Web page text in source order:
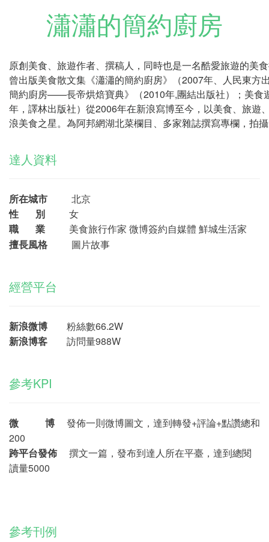
瀟瀟的簡約廚房
原創美食、旅遊作者、撰稿人，同時也是一名酷愛旅遊的美
曾出版美食散文集《瀟瀟的簡約廚房》（2007年、人民東方
簡約廚房——長帝烘焙寶典》（2010年,團結出版社）；美食
年，譯林出版社）從2006年在新浪寫博至今，以美食、旅遊
浪美食之星。為阿邦網湖北菜欄目、多家雜誌撰寫專欄，拍
達人資料
所在城市 北京
性 別 女
職 業
美食旅行作家 微博簽約自媒體 鮮城生活家
擅長風格 圖片故事
經營平台
新浪微博 粉絲數66.2W
新浪博客
訪問量988W
參考KPI
微 博 發佈一則微博圖文，達到轉發+評論+點讚總和
200
跨平台發佈 撰文一篇，發布到達人所在平臺，達到總閱
讀量5000
參考刊例